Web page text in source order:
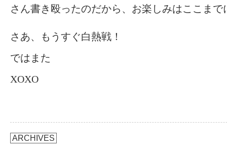
さん書き殴ったのだから、お楽しみはここまで
さあ、もうすぐ白熱戦！
ではまた
XOXO
ARCHIVES